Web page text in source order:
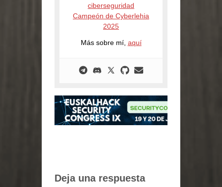
ciberseguridad
Campeón de Cyberlehia
2025
Más sobre mí, aquí
Deja una respuesta